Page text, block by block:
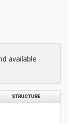
available
STRUCTURE